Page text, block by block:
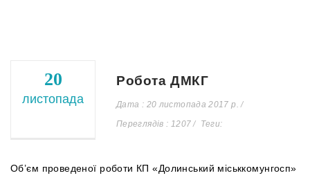
20
листопада
Робота ДМКГ
Дата : 20 листопада 2017 р.
Переглядів : 1207
Теги:
Об’єм проведеної роботи КП «Долинський міськкомунгосп»